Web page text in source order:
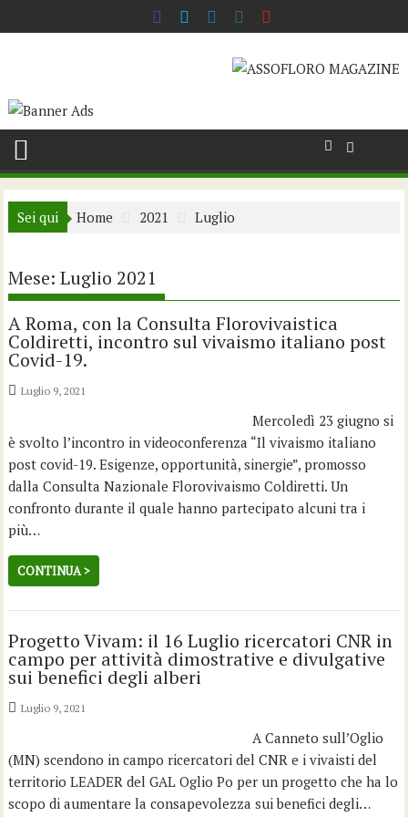
to
Sei qui Home 2021 Luglio
Mese:Luglio 2021
A Roma, con la Consulta Florovivaistica
Coldiretti, incontro sul vivaismo italiano post
Covid-19.
Luglio 9, 2021
Mercoledì 23 giugno si
è svolto l’incontro in videoconferenza “Il vivaismo italiano
post covid-19. Esigenze, opportunità, sinergie”, promosso
dalla Consulta Nazionale Florovivaismo Coldiretti. Un
confronto durante il quale hanno partecipato alcuni tra i
più…
CONTINUA >
Progetto Vivam: il 16 Luglio ricercatori CNR in
campo per attività dimostrative e divulgative
sui benefici degli alberi
Luglio 9, 2021
A Canneto sull’Oglio
(MN) scendono in campo ricercatori del CNR e i vivaisti del
territorio LEADER del GAL Oglio Po per un progetto che ha lo
scopo di aumentare la consapevolezza sui benefici degli…